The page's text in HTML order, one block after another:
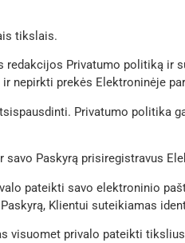
tikslais.
Privatumo politiką ir
nepirkti prekės Elektroninėje
Privatumo politika
Paskyrą prisiregistravus
pateikti savo elektroninio
Klientui suteikiamas
visuomet privalo pateikti